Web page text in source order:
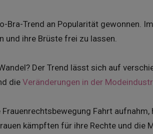
Bra-Trend an Popularität gewonnen.
und ihre Brüste frei zu lassen.
Der Trend lässt sich auf
die Veränderungen in der
Fahrt
kämpften für ihre Rechte und die